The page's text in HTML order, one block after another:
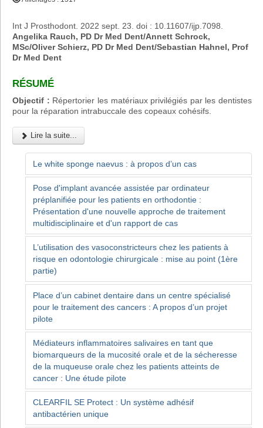
Int J Prosthodont. 2022 sept. 23. doi : 10.11607/ijp.7098.
Angelika Rauch, PD Dr Med Dent/Annett Schrock,
MSc/Oliver Schierz, PD Dr Med Dent/Sebastian Hahnel, Prof
Dr Med Dent
RÉSUMÉ
Objectif : Répertorier les matériaux privilégiés par les dentistes
pour la réparation intrabuccale des copeaux cohésifs.
Lire la suite...
Le white sponge naevus : à propos d’un cas
Pose d'implant avancée assistée par ordinateur
préplanifiée pour les patients en orthodontie :
Présentation d'une nouvelle approche de traitement
multidisciplinaire et d'un rapport de cas
L’utilisation des vasoconstricteurs chez les patients à
risque en odontologie chirurgicale : mise au point (1ère
partie)
Place d’un cabinet dentaire dans un centre spécialisé
pour le traitement des cancers : A propos d’un projet
pilote
Médiateurs inflammatoires salivaires en tant que
biomarqueurs de la mucosité orale et de la sécheresse
de la muqueuse orale chez les patients atteints de
cancer : Une étude pilote
CLEARFIL SE Protect : Un système adhésif
antibactérien unique